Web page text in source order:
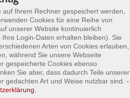
Ihrem Rechner gespeichert werden,
Cookies für eine Reihe von
unserer Website kontinuierlich
Login-Daten erhalten bleiben). Sie
Arten von Cookies erlauben,
während Sie unsere Webseite
gespeicherte Cookies ebenso
Sie aber, dass dadurch Teile unserer
gedachten Art und Weise nutzbar sind. -